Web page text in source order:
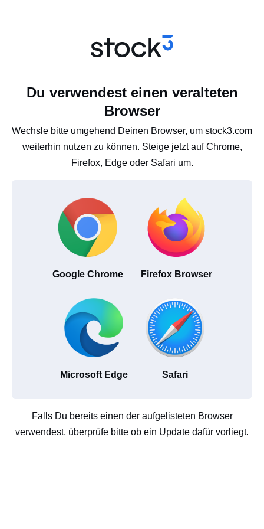
Du verwendest einen veralteten
Browser
Wechsle bitte umgehend Deinen Browser, um stock3.com
weiterhin nutzen zu können. Steige jetzt auf Chrome,
Firefox, Edge oder Safari um.
Google Chrome Firefox Browser
Microsoft Edge Safari
Falls Du bereits einen der aufgelisteten Browser
verwendest, überprüfe bitte ob ein Update dafür vorliegt.